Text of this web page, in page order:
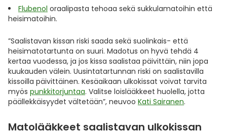
Flubenol oraalipasta tehoaa sekä sukkulamatoihin että
heisimatoihin.
”Saalistavan kissan riski saada sekä suolinkais- että
heisimatotartunta on suuri. Madotus on hyvä tehdä 4
kertaa vuodessa, ja jos kissa saalistaa päivittäin, niin jopa
kuukauden välein. Uusintatartunnan riski on saalistavilla
kissoilla päivittäinen. Kesäaikaan ulkokissat voivat tarvita
myös punkkitorjuntaa. Valitse loislääkkeet huolella, jotta
päällekkäisyydet vältetään”, neuvoo Kati Sairanen.
Matolääkkeet saalistavan ulkokissan